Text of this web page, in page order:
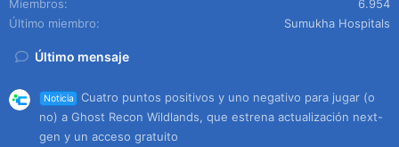
Miembros
6.954
Último miembro
Sumukha Hospitals
Último mensaje
Noticia
Cuatro puntos positivos y uno negativo para jugar (o
no) a Ghost Recon Wildlands, que estrena actualización next-
gen y un acceso gratuito